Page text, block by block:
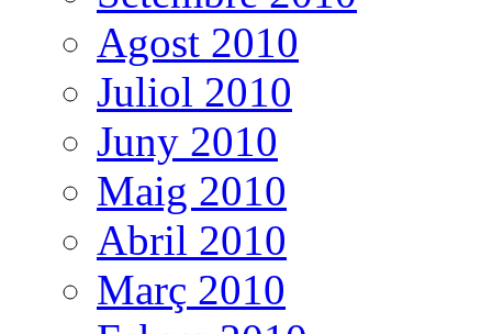
Agost 2010
Juliol 2010
Juny 2010
Maig 2010
Abril 2010
Març 2010